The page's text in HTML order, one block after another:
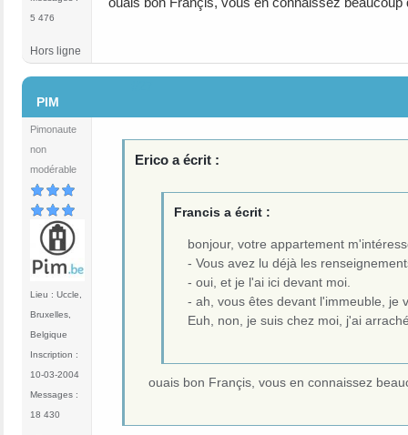
5 476
Hors ligne
PIM
Pimonaute
non
modérable
Lieu : Uccle,
Bruxelles,
Belgique
Inscription :
10-03-2004
Messages :
18 430
Erico a écrit :
Francis a écrit :
bonjour, votre appartement
- Vous avez lu déjà les
- oui, et je l'ai ici devant moi.
- ah, vous êtes devant l'immeuble, je
Euh, non, je suis chez moi, j'ai
ouais bon Françis, vous en connaissez